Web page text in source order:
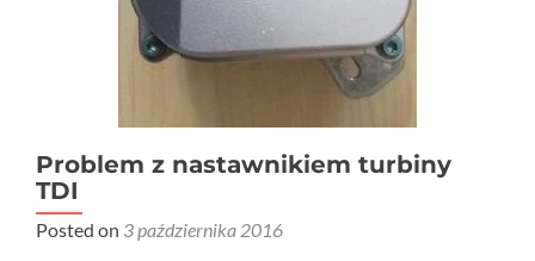
Problem z nastawnikiem turbiny
TDI
Posted on 3 października 2016